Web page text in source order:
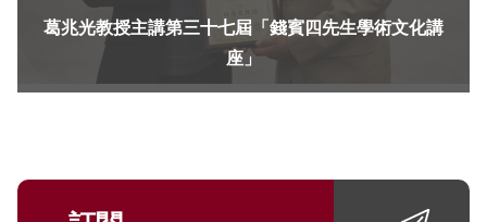
葛兆光教授主講第三十七屆「錢賓四先生學術文化講
座」